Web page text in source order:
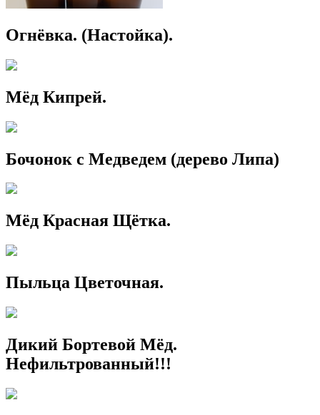
Огнёвка. (Настойка).
Мёд Кипрей.
Бочонок с Медведем (дерево Липа)
Мёд Красная Щётка.
Пыльца Цветочная.
Дикий Бортевой Мёд.
Нефильтрованный!!!